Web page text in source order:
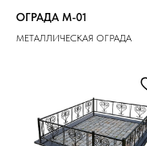
ОГРАДА M-01
МЕТАЛЛИЧЕСКАЯ ОГРАДА